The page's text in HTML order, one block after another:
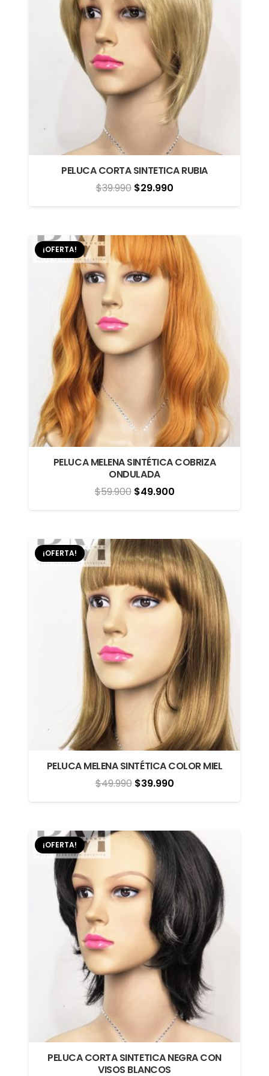
PELUCA CORTA SINTETICA RUBIA
$39.990 El
precio
era:
$39.990.
$29.990El
precio
es:
$29.990.
¡OFERTA!
PELUCA MELENA SINTÉTICA COBRIZA
ONDULADA
$59.900 El
precio
era:
$59.900.
$49.900El
precio
es:
$49.900.
¡OFERTA!
PELUCA MELENA SINTÉTICA COLOR MIEL
$49.990 El
precio
era:
$49.990.
$39.990El
precio
es:
$39.990.
¡OFERTA!
PELUCA CORTA SINTETICA NEGRA CON
VISOS BLANCOS